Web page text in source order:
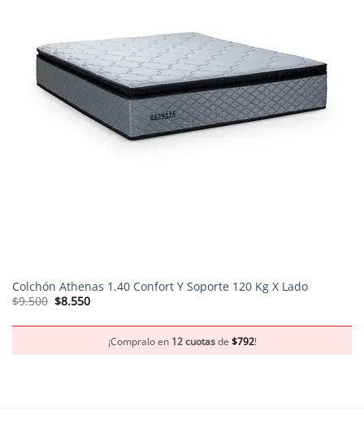
Colchón Athenas 1.40 Confort Y Soporte 120 Kg X Lado
$9.500 El
$8.550El
$8.550.
¡Compralo en 12 cuotasde $792!